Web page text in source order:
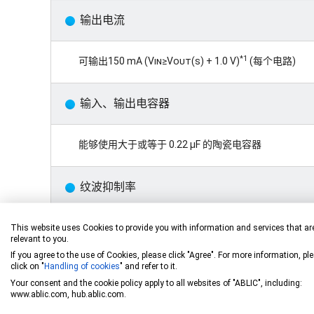
输出电流
可输出150 mA (Vin≥Vout(s) + 1.0 V)*1 (每个电路)
输入、输出电容器
能够使用大于或等于 0.22 µF 的陶瓷电容器
纹波抑制率
70 dB (典型值) (3.6 V 输出产品, f = 1.0 kHz)
可选择延迟功能
This website uses Cookies to provide you with information and services that
relevant to you.
If you agree to the use of Cookies, please click "Agree". For more information,
click on "Handling of cookies" and refer to it.
Your consent and the cookie policy apply to all websites of "ABLIC", including:
www.ablic.com, hub.ablic.com.